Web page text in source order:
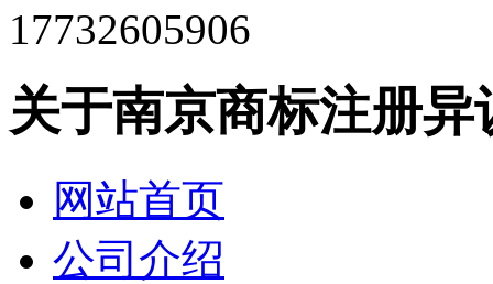
17732605906
关于南京商标注册
网站首页
公司介绍